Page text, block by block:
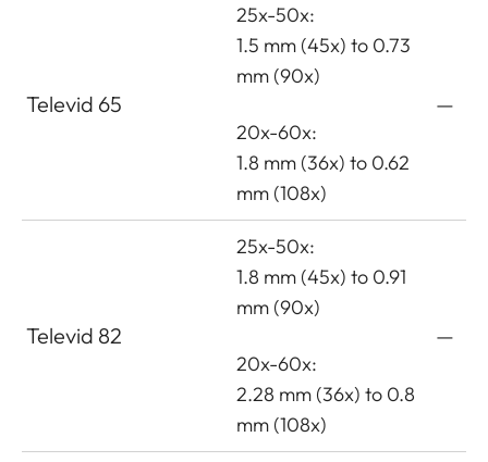
Televid 65
25x-50x:
1.5 mm (45x) to 0.73
mm (90x)
20x-60x:
1.8 mm (36x) to 0.62
mm (108x)
—
Televid 82
25x-50x:
1.8 mm (45x) to 0.91
mm (90x)
20x-60x:
2.28 mm (36x) to 0.8
mm (108x)
—